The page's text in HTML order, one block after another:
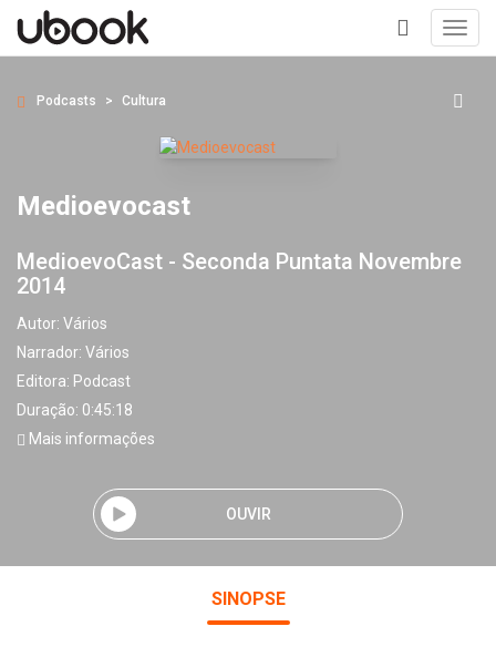
+
Podcasts Cultura
Medioevocast
MedioevoCast - Seconda Puntata Novembre
2014
Autor: Vários
Narrador: Vários
Editora: Podcast
Duração: 0:45:18
Mais informações
OUVIR
SINOPSE